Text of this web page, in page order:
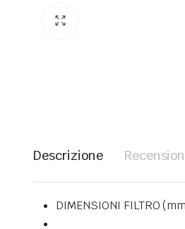
Descrizione
DIMENSIONI FILTRO